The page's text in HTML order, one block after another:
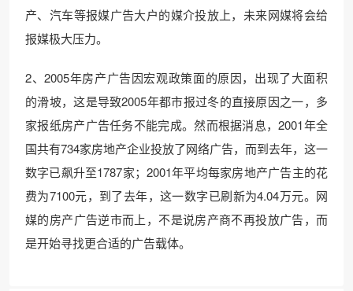
产、汽车等报媒广告大户的媒介投放上，未来网媒将会给
报媒极大压力。
2、2005年房产广告因宏观政策面的原因，出现了大面积
的滑坡，这是导致2005年都市报过冬的直接原因之一，多
家报纸房产广告任务不能完成。然而根据消息，2001年全
国共有734家房地产企业投放了网络广告，而到去年，这一
数字已飙升至1787家；2001年平均每家房地产广告主的花
费为7100元，到了去年，这一数字已刷新为4.04万元。网
媒的房产广告逆市而上，不是说房产商不再投放广告，而
是开始寻找更合适的广告载体。